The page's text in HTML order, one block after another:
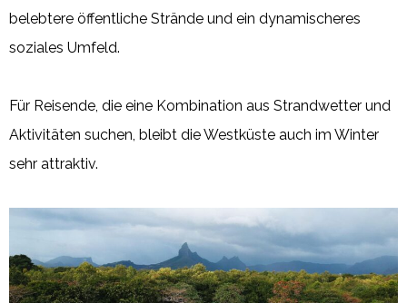
belebtere öffentliche Strände und ein dynamischeres
soziales Umfeld.
Für Reisende, die eine Kombination aus Strandwetter und
Aktivitäten suchen, bleibt die Westküste auch im Winter
sehr attraktiv.